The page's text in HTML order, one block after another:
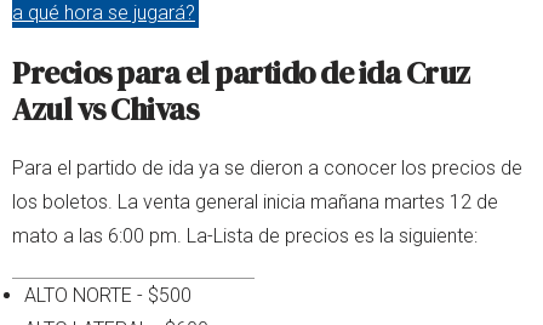
a qué hora se jugará?
Precios para el partido de ida Cruz
Azul vs Chivas
Para el partido de ida ya se dieron a conocer los precios de
los boletos. La venta general inicia mañana martes 12 de
mato a las 6:00 pm. La-Lista de precios es la siguiente:
ALTO NORTE - $500